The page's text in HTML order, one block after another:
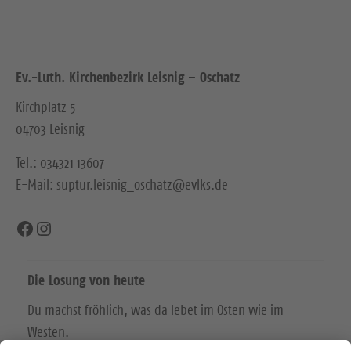
Ev.-Luth. Kirchenbezirk Leisnig – Oschatz
Kirchplatz 5
04703 Leisnig
Tel.: 034321 13607
E-Mail: suptur.leisnig_oschatz@evlks.de
Facebook
Instagram
Die Losung von heute
Du machst fröhlich, was da lebet im Osten wie im
Westen.